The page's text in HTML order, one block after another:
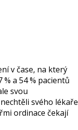
v čase, na který
a 54 % pacientů
svou
svého lékaře
ordinace čekají